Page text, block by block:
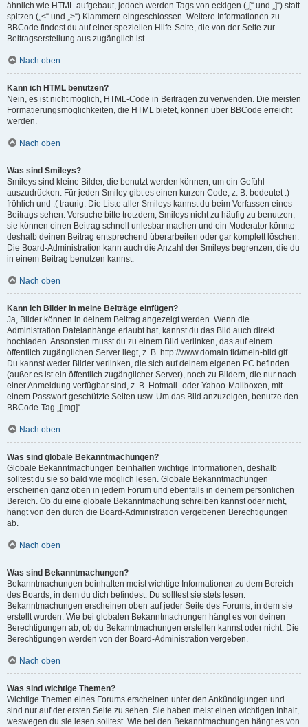
ähnlich wie HTML aufgebaut, jedoch werden Tags von eckigen („[“ und „]“) statt
spitzen („<“ und „>“) Klammern eingeschlossen. Weitere Informationen zu
BBCode findest du auf einer speziellen Hilfe-Seite, die von der Seite zur
Beitragserstellung aus zugänglich ist.
Nach oben
Kann ich HTML benutzen?
Nein, es ist nicht möglich, HTML-Code in Beiträgen zu verwenden. Die meisten
Formatierungsmöglichkeiten, die HTML bietet, können über BBCode erreicht
werden.
Nach oben
Was sind Smileys?
Smileys sind kleine Bilder, die benutzt werden können, um ein Gefühl
auszudrücken. Für jeden Smiley gibt es einen kurzen Code, z. B. bedeutet :)
fröhlich und :( traurig. Die Liste aller Smileys kannst du beim Verfassen eines
Beitrags sehen. Versuche bitte trotzdem, Smileys nicht zu häufig zu benutzen,
sie können einen Beitrag schnell unlesbar machen und ein Moderator könnte
deshalb deinen Beitrag entsprechend überarbeiten oder gar komplett löschen.
Die Board-Administration kann auch die Anzahl der Smileys begrenzen, die du
in einem Beitrag benutzen kannst.
Nach oben
Kann ich Bilder in meine Beiträge einfügen?
Ja, Bilder können in deinem Beitrag angezeigt werden. Wenn die
Administration Dateianhänge erlaubt hat, kannst du das Bild auch direkt
hochladen. Ansonsten musst du zu einem Bild verlinken, das auf einem
öffentlich zugänglichen Server liegt, z. B. http://www.domain.tld/mein-bild.gif.
Du kannst weder Bilder verlinken, die sich auf deinem eigenen PC befinden
(außer es ist ein öffentlich zugänglicher Server), noch zu Bildern, die nur nach
einer Anmeldung verfügbar sind, z. B. Hotmail- oder Yahoo-Mailboxen, mit
einem Passwort geschützte Seiten usw. Um das Bild anzuzeigen, benutze den
BBCode-Tag „[img]“.
Nach oben
Was sind globale Bekanntmachungen?
Globale Bekanntmachungen beinhalten wichtige Informationen, deshalb
solltest du sie so bald wie möglich lesen. Globale Bekanntmachungen
erscheinen ganz oben in jedem Forum und ebenfalls in deinem persönlichen
Bereich. Ob du eine globale Bekanntmachung schreiben kannst oder nicht,
hängt von den durch die Board-Administration vergebenen Berechtigungen
ab.
Nach oben
Was sind Bekanntmachungen?
Bekanntmachungen beinhalten meist wichtige Informationen zu dem Bereich
des Boards, in dem du dich befindest. Du solltest sie stets lesen.
Bekanntmachungen erscheinen oben auf jeder Seite des Forums, in dem sie
erstellt wurden. Wie bei globalen Bekanntmachungen hängt es von deinen
Berechtigungen ab, ob du Bekanntmachungen erstellen kannst oder nicht. Die
Berechtigungen werden von der Board-Administration vergeben.
Nach oben
Was sind wichtige Themen?
Wichtige Themen eines Forums erscheinen unter den Ankündigungen und
sind nur auf der ersten Seite zu sehen. Sie haben meist einen wichtigen Inhalt,
weswegen du sie lesen solltest. Wie bei den Bekanntmachungen hängt es von